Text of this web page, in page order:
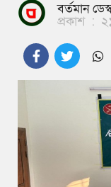
বর্তমান
প্রকাশ :